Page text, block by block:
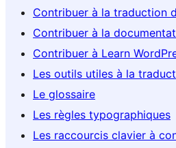
Contribuer à la traduction
Contribuer à la
Contribuer à Learn
Les outils utiles à la
Le glossaire
Les règles typographiques
Les raccourcis clavier à